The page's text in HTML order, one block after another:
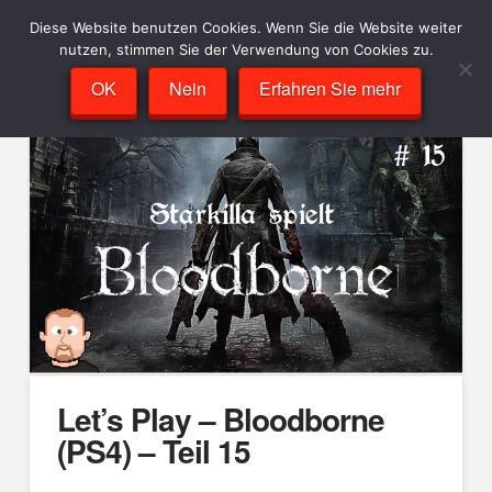
Let’s Play – Bloodborne
(PS4) – Teil 15
Diese Website benutzen Cookies. Wenn Sie die Website weiter
nutzen, stimmen Sie der Verwendung von Cookies zu.
OK Nein Erfahren Sie mehr